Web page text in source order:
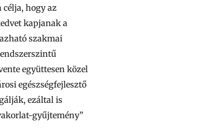
hogy az
kapjanak a
szakmai
együttesen közel
egészségfejlesztő
ezáltal is
gyűjtemény”